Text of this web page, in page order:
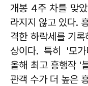
개봉 4주 차를 맞
라지지 않고 있다.
격한 하락세를 기
상이다. 특히 '모
올해 최고 흥행작 '
관객 수가 더 높은